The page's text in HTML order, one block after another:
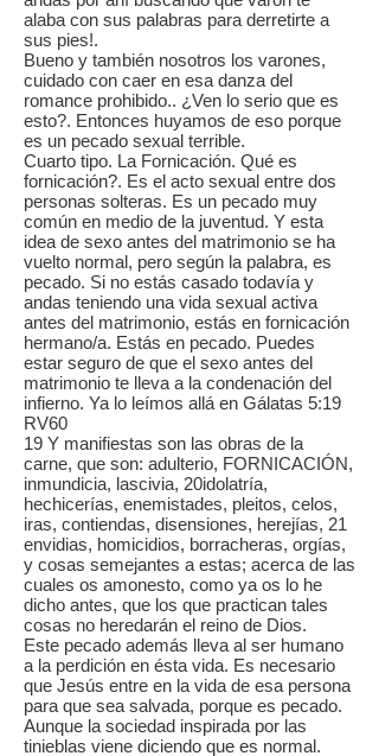
alaba con sus palabras para derretirte a
sus pies!.
Bueno y también nosotros los varones,
cuidado con caer en esa danza del
romance prohibido.. ¿Ven lo serio que es
esto?. Entonces huyamos de eso porque
es un pecado sexual terrible.
Cuarto tipo. La Fornicación. Qué es
fornicación?. Es el acto sexual entre dos
personas solteras. Es un pecado muy
común en medio de la juventud. Y esta
idea de sexo antes del matrimonio se ha
vuelto normal, pero según la palabra, es
pecado. Si no estás casado todavía y
andas teniendo una vida sexual activa
antes del matrimonio, estás en fornicación
hermano/a. Estás en pecado. Puedes
estar seguro de que el sexo antes del
matrimonio te lleva a la condenación del
infierno. Ya lo leímos allá en Gálatas 5:19
RV60
19 Y manifiestas son las obras de la
carne, que son: adulterio, FORNICACIÓN,
inmundicia, lascivia, 20idolatría,
hechicerías, enemistades, pleitos, celos,
iras, contiendas, disensiones, herejías, 21
envidias, homicidios, borracheras, orgías,
y cosas semejantes a estas; acerca de las
cuales os amonesto, como ya os lo he
dicho antes, que los que practican tales
cosas no heredarán el reino de Dios.
Este pecado además lleva al ser humano
a la perdición en ésta vida. Es necesario
que Jesús entre en la vida de esa persona
para que sea salvada, porque es pecado.
Aunque la sociedad inspirada por las
tinieblas viene diciendo que es normal.